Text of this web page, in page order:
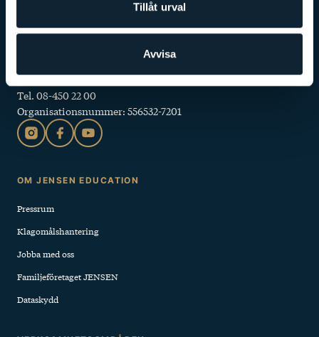
Tillåt urval
Avvisa
JENSEN education
100 61 Stockholm
Tel. 08-450 22 00
Organisationsnummer: 556532-7201
Sidfot
OM JENSEN EDUCATION
Pressrum
Klagomålshantering
Jobba med oss
Familjeföretaget JENSEN
Dataskydd